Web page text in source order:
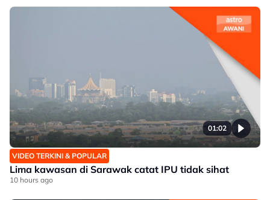
01:02
VIDEO TERKINI & POPULAR
Lima kawasan di Sarawak catat IPU tidak sihat
10 hours ago